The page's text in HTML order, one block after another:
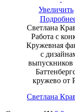
Увеличить
Светлана
Работа с
Кружевная
с
выпускников
кружево от
Светлана